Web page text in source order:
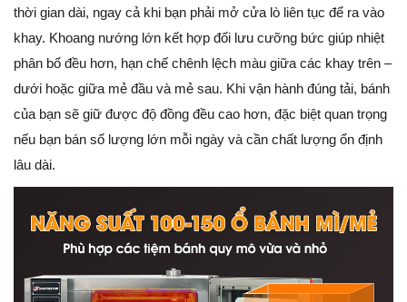
thời gian dài, ngay cả khi bạn phải mở cửa lò liên tục để ra vào
khay. Khoang nướng lớn kết hợp đối lưu cưỡng bức giúp nhiệt
phân bổ đều hơn, hạn chế chênh lệch màu giữa các khay trên –
dưới hoặc giữa mẻ đầu và mẻ sau. Khi vận hành đúng tải, bánh
của bạn sẽ giữ được độ đồng đều cao hơn, đặc biệt quan trọng
nếu bạn bán số lượng lớn mỗi ngày và cần chất lượng ổn định
lâu dài.